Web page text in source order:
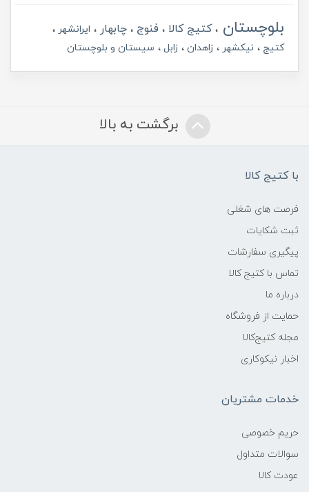
بلوچستان کتیج کالا فنوج چابهار
ایرانشهر
کتیج
نیکشهر زاهدان زابل سیستان و بلوچستان
برگشت به بالا
با کتیج کالا
فرصت های شغلی
ثبت شکایات
پیگیری سفارشات
تماس با کتیج کالا
درباره ما
حمایت از فروشگاه
مجله کتیج‌کالا
اخبار نیکوکاری
خدمات مشتریان
حریم خصوصی
سوالات متداول
عودت کالا